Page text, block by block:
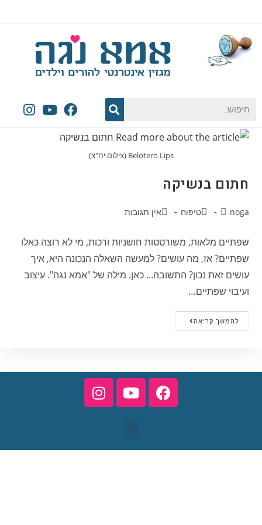
Belotero Lips (צילום יח"צ)
חתום בנשיקה
noga טיפוח אין תגובות
שפתיים מלאות, משורטטות חושניות ורכות, מי לא רוצה כאלו
שפתיים? אז, מה עושים? למעשה השאלה הנכונה היא, איך
עושים זאת נכון? התשובה... כאן. מילה של "אמא נגה". עיצוב
ועיבוי שפתיים…
להמשך קריאה